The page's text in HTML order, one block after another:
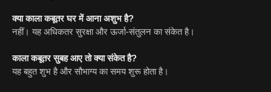
क्या काला कबूतर घर में आना अशुभ है?
नहीं। यह अधिकतर सुरक्षा और ऊर्जा-संतुलन का संकेत है।
काला कबूतर सुबह आए तो क्या संकेत है?
यह बहुत शुभ है और सौभाग्य का समय शुरू होता है।